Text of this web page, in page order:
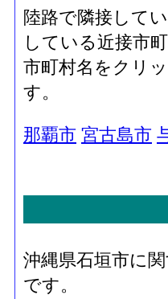
陸路で隣接して
している近接市
市町村名をクリ
す。
那覇市 宮古島市
沖縄県石垣市に
です。